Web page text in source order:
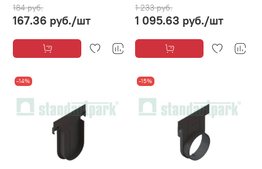
184 руб.
167.36 руб./шт
1 233 руб.
1 095.63 руб./шт
-14% -15%